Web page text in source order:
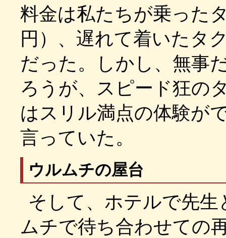
料金は私たちが乗った
円）、遅れて着いたタ
だった。しかし、無事
ろうが、スピード狂の
はスリル満点の体験が
言っていた。
ウルムチの屋台
そして、ホテルで先
ムチで待ち合わせての